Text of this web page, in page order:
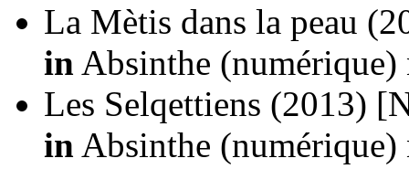
La Mètis dans la peau
in Absinthe (numérique)
Les Selqettiens (2013)
in Absinthe (numérique)